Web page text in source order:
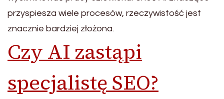
przyspiesza wiele procesów, rzeczywistość jest
znacznie bardziej złożona.
Czy AI zastąpi
specjalistę SEO?